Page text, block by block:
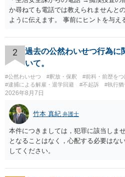
か尋ねても電話では教えられませんと
ように伝えます。 事前にヒントを与
たり →やはり痴漢として疑われている
ないのであれば、何も疑われる筋合い
はないですね。
2
過去の公然わいせつ行為に
いて。
#公然わいせつ #釈放・保釈
#前科・前歴を
#逮捕による解雇・退学回避
#不起訴 #執行猶
2026年8月7日
竹本 真紀 弁護士
本件につきましては，犯罪に該当しま
となることはなく，心配する必要はな
してください。